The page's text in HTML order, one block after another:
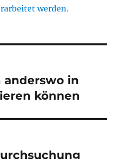
werden.
anderswo in
können